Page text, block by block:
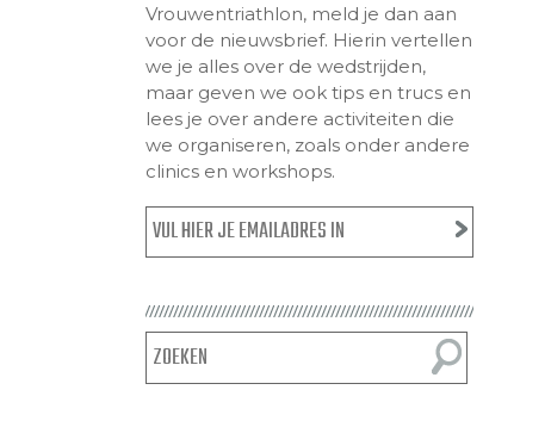
Vrouwentriathlon, meld je dan aan
voor de nieuwsbrief. Hierin vertellen
we je alles over de wedstrijden,
maar geven we ook tips en trucs en
lees je over andere activiteiten die
we organiseren, zoals onder andere
clinics en workshops.